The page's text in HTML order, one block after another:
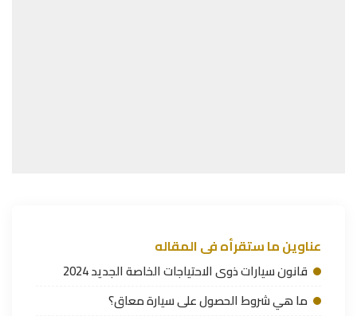
عناوين ما ستقرأه فى المقاله
قانون سيارات ذوى الاحتياجات الخاصة الجديد 2024
ما هي شروط الحصول على سيارة معاق؟